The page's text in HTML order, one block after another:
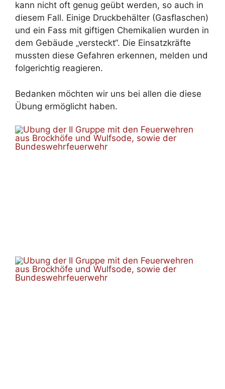
kann nicht oft genug geübt werden, so auch in
diesem Fall. Einige Druckbehälter (Gasflaschen)
und ein Fass mit giftigen Chemikalien wurden in
dem Gebäude „versteckt“. Die Einsatzkräfte
mussten diese Gefahren erkennen, melden und
folgerichtig reagieren.
Bedanken möchten wir uns bei allen die diese
Übung ermöglicht haben.